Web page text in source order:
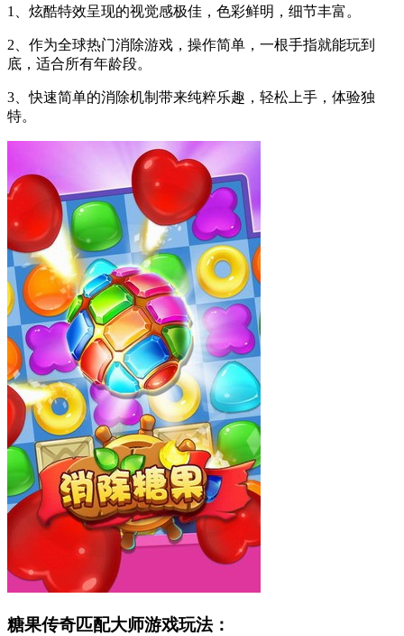
1、炫酷特效呈现的视觉感极佳，色彩鲜明，细节丰富。
2、作为全球热门消除游戏，操作简单，一根手指就能玩到
底，适合所有年龄段。
3、快速简单的消除机制带来纯粹乐趣，轻松上手，体验独
特。
糖果传奇匹配大师游戏玩法：